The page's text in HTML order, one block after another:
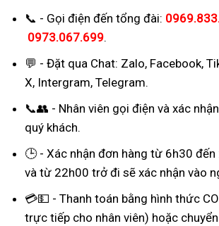
📞 - Gọi điện đến tổng đài:
0973.067.699.
💬 - Đặt qua Chat: Zalo, Facebook,
X, Intergram, Telegram.
📞👥 - Nhân viên gọi điện và xác
quý khách.
🕒 - Xác nhận đơn hàng từ 6h30
và từ 22h00 trở đi sẽ xác nhận vào
💳💵 - Thanh toán bằng hình thức
trực tiếp cho nhân viên) hoặc